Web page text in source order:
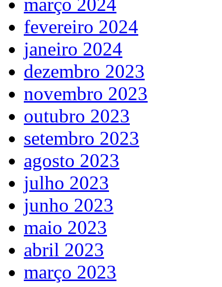
fevereiro 2024
janeiro 2024
dezembro 2023
novembro 2023
outubro 2023
setembro 2023
agosto 2023
julho 2023
junho 2023
maio 2023
abril 2023
março 2023